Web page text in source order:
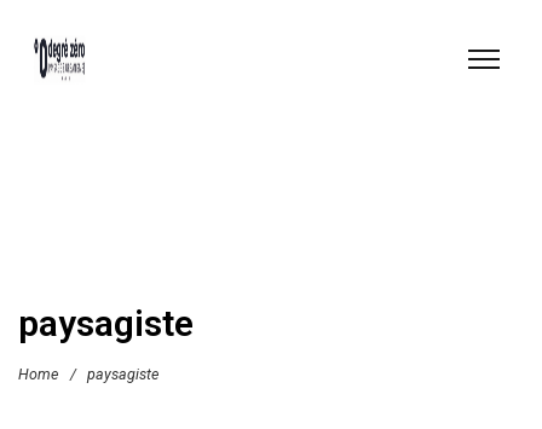
paysagiste
Home / paysagiste